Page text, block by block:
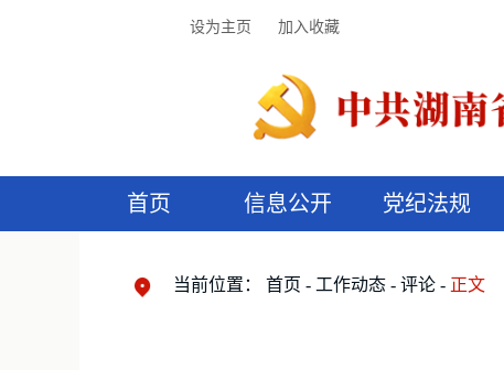
设为主页 加入收藏
首页 信息公开 党纪法规
当前位置： 首页 工作动态 评论 正文